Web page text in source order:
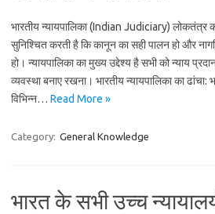
भारतीय न्यायपालिका (Indian Judiciary) लोकतंत्र
सुनिश्चित करती है कि कानून का सही पालन हो और
हो। न्यायपालिका का मुख्य उद्देश्य है सभी को न्याय
व्यवस्था बनाए रखना। भारतीय न्यायपालिका का ढांचा:
विभिन्न… Read More »
Category: General Knowledge
भारत के सभी उच्च